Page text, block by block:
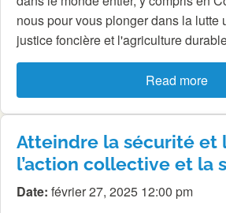
nous pour vous plonger dans la lutte
justice foncière et l'agriculture
Read more
Atteindre la sécurité et
l’action collective et la
Date: février 27, 2025 12:00 pm